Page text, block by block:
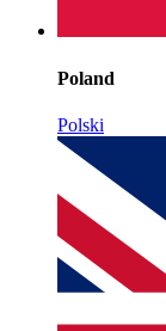
Poland
Polski